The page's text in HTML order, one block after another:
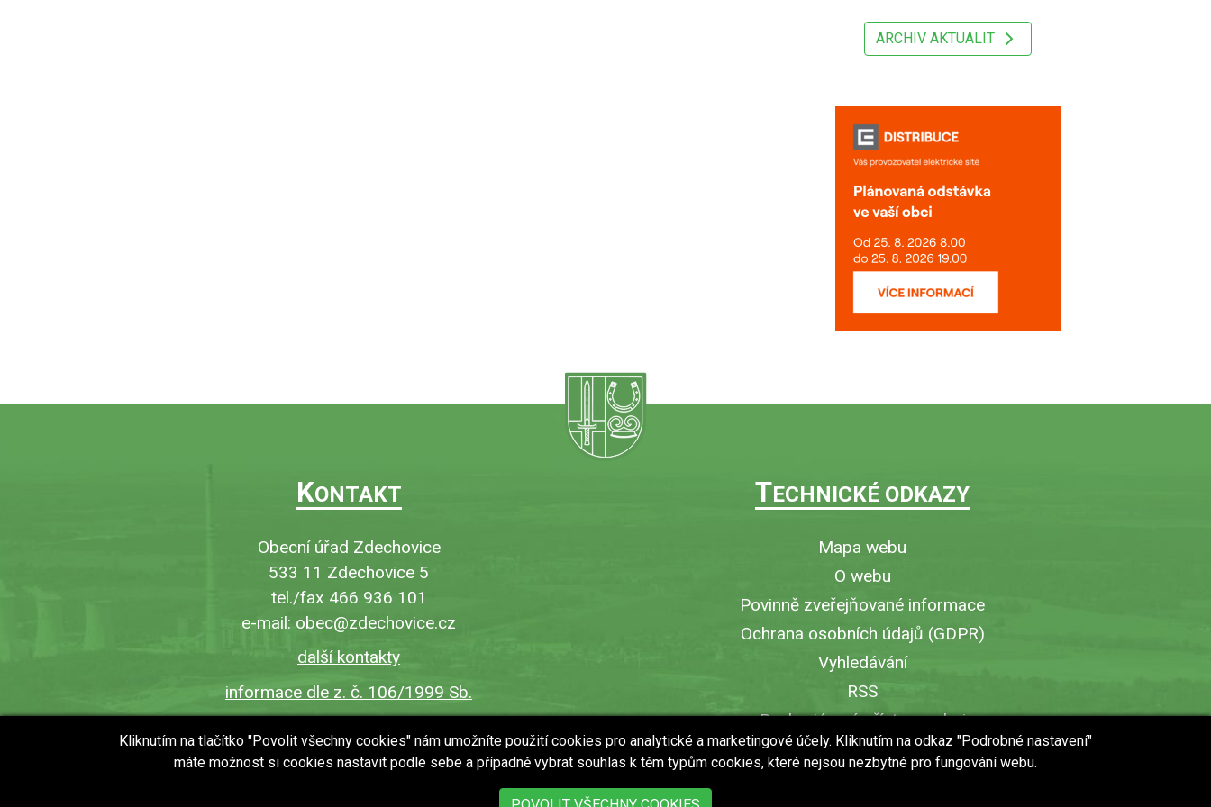
ARCHIV AKTUALIT
KONTAKT
Obecní úřad Zdechovice
533 11 Zdechovice 5
tel./fax 466 936 101
e-mail: obec@zdechovice.cz
další kontakty
informace dle z. č. 106/1999 Sb.
TECHNICKÉ ODKAZY
Mapa webu
O webu
Povinně zveřejňované informace
Ochrana osobních údajů (GDPR)
Vyhledávání
RSS
Bezbariérový přístup v obci
Vytisknout stránku
Kliknutím na tlačítko "Povolit všechny cookies" nám umožníte použití cookies pro analytické a marketingové účely. Kliknutím na odkaz "Podrobné nastavení"
máte možnost si cookies nastavit podle sebe a případně vybrat souhlas k těm typům cookies, které nejsou nezbytné pro fungování webu.